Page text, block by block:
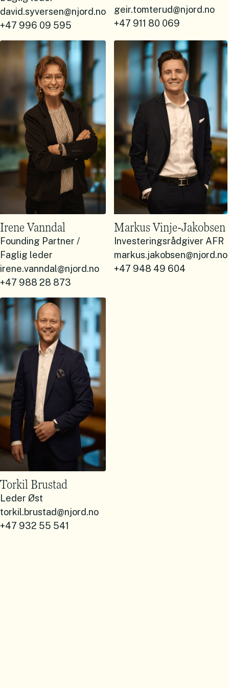
david.syversen@njord.no
+47 996 09 595
geir.tomterud@njord.no
+47 911 80 069
Irene Vanndal
Founding Partner /
Faglig leder
irene.vanndal@njord.no
+47 988 28 873
Markus Vinje-Jakobsen
Investeringsrådgiver AFR
markus.jakobsen@njord.no
+47 948 49 604
Torkil Brustad
Leder Øst
torkil.brustad@njord.no
+47 932 55 541